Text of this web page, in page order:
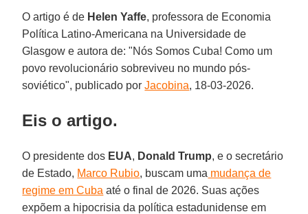
O artigo é de Helen Yaffe, professora de Economia
Política Latino-Americana na Universidade de
Glasgow e autora de: "Nós Somos Cuba! Como um
povo revolucionário sobreviveu no mundo pós-
soviético", publicado porJacobina, 18-03-2026.
Eis o artigo.
O presidente dos EUA, Donald Trump, e o secretário
de Estado, Marco Rubio, buscam uma mudança de
regime em Cuba até o final de 2026. Suas ações
expõem a hipocrisia da política estadunidense em